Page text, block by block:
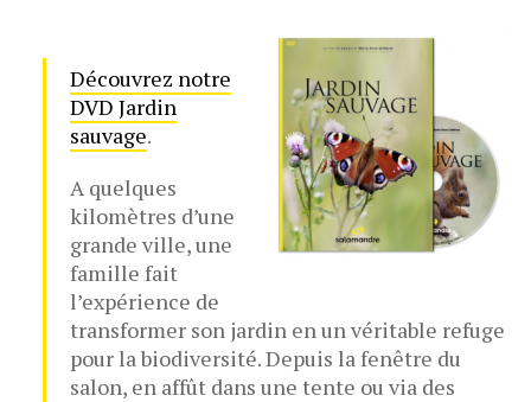
Découvrez notre
DVD Jardin
sauvage.
A quelques
kilomètres d’une
grande ville, une
famille fait
l’expérience de
transformer son jardin en un véritable refuge
pour la biodiversité. Depuis la fenêtre du
salon, en affût dans une tente ou via des